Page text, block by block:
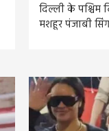
दिल्ली के
मशहूर पंजाबी